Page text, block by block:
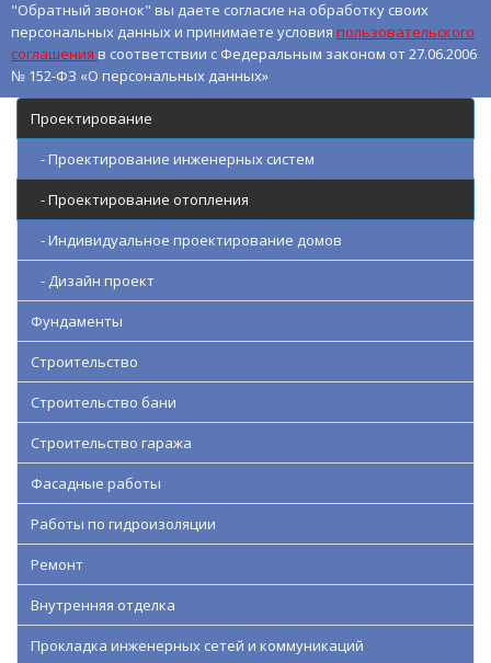
"Обратный звонок" вы даете согласие на обработку своих
персональных данных и принимаете условия пользовательского
соглашения в соответствии с Федеральным законом от 27.06.2006
№ 152-ФЗ «О персональных данных»
Проектирование
- Проектирование инженерных систем
- Проектирование отопления
- Индивидуальное проектирование домов
- Дизайн проект
Фундаменты
Строительство
Строительство бани
Строительство гаража
Фасадные работы
Работы по гидроизоляции
Ремонт
Внутренняя отделка
Прокладка инженерных сетей и коммуникаций